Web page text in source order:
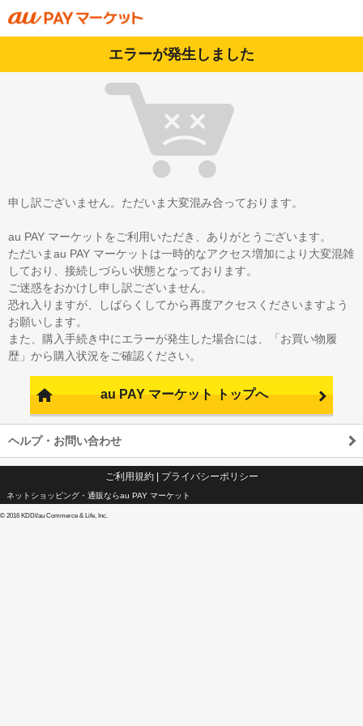
エラーが発生しました
申し訳ございません。ただいま大変混み合っております。
au PAY マーケットをご利用いただき、ありがとうございます。
ただいまau PAY マーケットは一時的なアクセス増加により大変混雑
しており、接続しづらい状態となっております。
ご迷惑をおかけし申し訳ございません。
恐れ入りますが、しばらくしてから再度アクセスくださいますよう
お願いします。
また、購入手続き中にエラーが発生した場合には、「お買い物履
歴」から購入状況をご確認ください。
au PAY マーケット トップへ
ヘルプ・お問い合わせ
ご利用規約| プライバシーポリシー
ネットショッピング・通販ならau PAY マーケット
© 2016 KDDI/au Commerce & Life, Inc.